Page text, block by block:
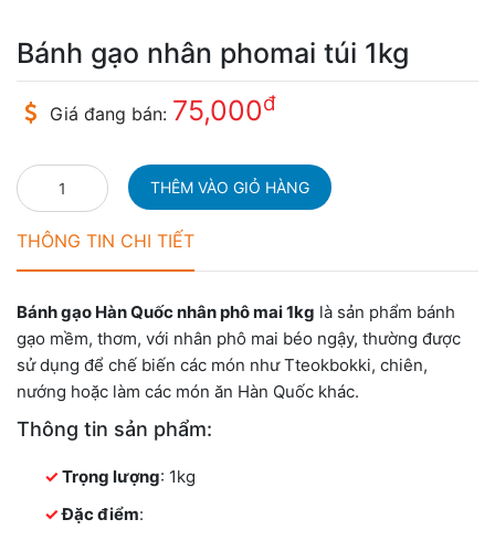
Bánh gạo nhân phomai túi 1kg
Giá đang bán: 75,000đ
THÔNG TIN CHI TIẾT
Bánh gạo Hàn Quốc nhân phô mai 1kg là sản phẩm bánh
gạo mềm, thơm, với nhân phô mai béo ngậy, thường được
sử dụng để chế biến các món như Tteokbokki, chiên,
nướng hoặc làm các món ăn Hàn Quốc khác.
Thông tin sản phẩm:
Trọng lượng: 1kg
Đặc điểm: